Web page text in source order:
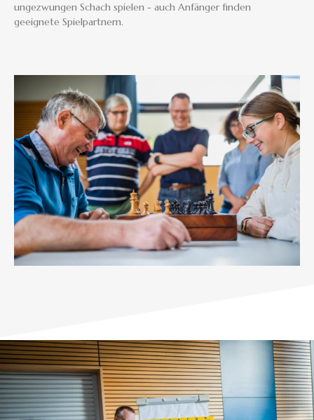
ungezwungen Schach spielen - auch Anfänger finden
geeignete Spielpartnern.